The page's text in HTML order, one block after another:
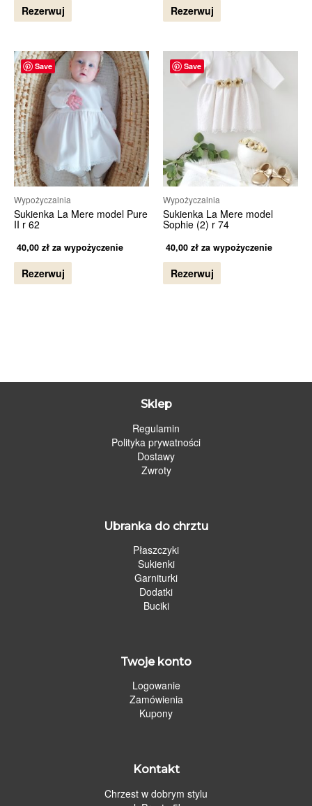
Rezerwuj Rezerwuj
Save
Wypożyczalnia
Sukienka La Mere model Pure
II r 62
40,00 zł za wypożyczenie
Rezerwuj
Save
Wypożyczalnia
Sukienka La Mere model
Sophie (2) r 74
40,00 zł za wypożyczenie
Rezerwuj
Sklep
Regulamin
Polityka prywatności
Dostawy
Zwroty
Ubranka do chrztu
Płaszczyki
Sukienki
Garniturki
Dodatki
Buciki
Twoje konto
Logowanie
Zamówienia
Kupony
Kontakt
Chrzest w dobrym stylu